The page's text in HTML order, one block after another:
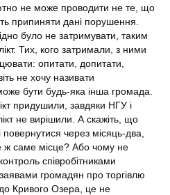
не може проводити не те, що
припиняти дані порушення.
було не затримувати, таким
Тих, кого затримали, з ними
опитати, допитати,
не хочу називати
бути будь-яка інша громада.
придушили, завдяки НГУ і
не вирішили. А скажіть, що
повернутися через місяць-два,
ж саме місце? Або чому не
співробітниками
громадян про торгівлю
Кривого Озера, це не